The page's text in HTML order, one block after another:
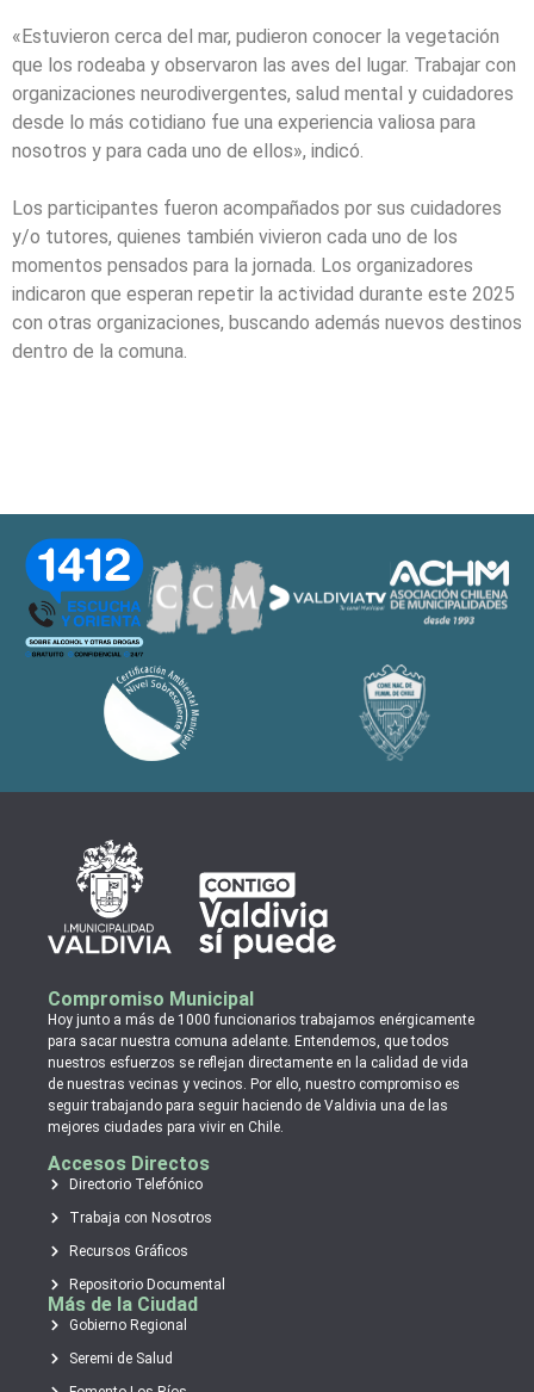
«Estuvieron cerca del mar, pudieron conocer la vegetación
que los rodeaba y observaron las aves del lugar. Trabajar con
organizaciones neurodivergentes, salud mental y cuidadores
desde lo más cotidiano fue una experiencia valiosa para
nosotros y para cada uno de ellos», indicó.
Los participantes fueron acompañados por sus cuidadores
y/o tutores, quienes también vivieron cada uno de los
momentos pensados para la jornada. Los organizadores
indicaron que esperan repetir la actividad durante este 2025
con otras organizaciones, buscando además nuevos destinos
dentro de la comuna.
Compromiso Municipal
Hoy junto a más de 1000 funcionarios trabajamos enérgicamente
para sacar nuestra comuna adelante. Entendemos, que todos
nuestros esfuerzos se reflejan directamente en la calidad de vida
de nuestras vecinas y vecinos. Por ello, nuestro compromiso es
seguir trabajando para seguir haciendo de Valdivia una de las
mejores ciudades para vivir en Chile.
Accesos Directos
Directorio Telefónico
Trabaja con Nosotros
Recursos Gráficos
Repositorio Documental
Más de la Ciudad
Gobierno Regional
Seremi de Salud